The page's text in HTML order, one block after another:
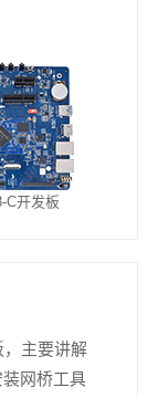
C开发板
主要讲解
网桥工具